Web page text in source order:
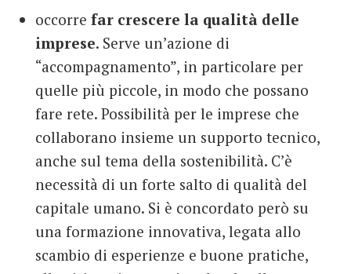
occorre far crescere la qualità delle
imprese. Serve un’azione di
“accompagnamento”, in particolare per
quelle più piccole, in modo che possano
fare rete. Possibilità per le imprese che
collaborano insieme un supporto tecnico,
anche sul tema della sostenibilità. C’è
necessità di un forte salto di qualità del
capitale umano. Si è concordato però su
una formazione innovativa, legata allo
scambio di esperienze e buone pratiche,